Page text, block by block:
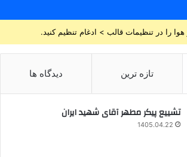
تازه ترین دیدگاه ها
تشییع پیکر مطهر آقای شهید ایران
1405.04.22